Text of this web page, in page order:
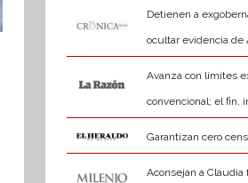
Detienen a
ocultar evidencia de
Avanza con límites
convencional; el fin,
Garantizan cero
Aconsejan a